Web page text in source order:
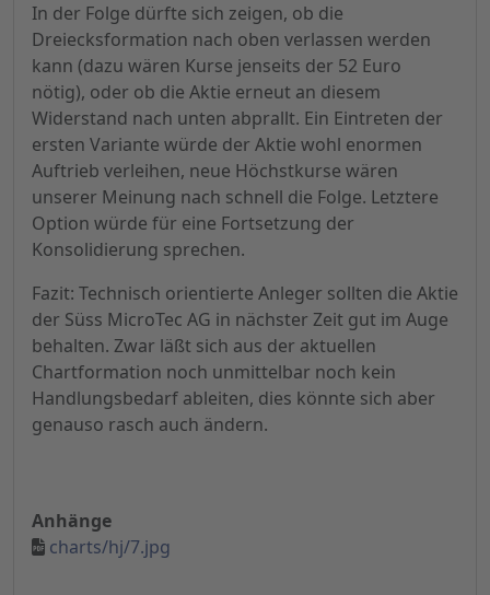
In der Folge dürfte sich zeigen, ob die
Dreiecksformation nach oben verlassen werden
kann (dazu wären Kurse jenseits der 52 Euro
nötig), oder ob die Aktie erneut an diesem
Widerstand nach unten abprallt. Ein Eintreten der
ersten Variante würde der Aktie wohl enormen
Auftrieb verleihen, neue Höchstkurse wären
unserer Meinung nach schnell die Folge. Letztere
Option würde für eine Fortsetzung der
Konsolidierung sprechen.
Fazit: Technisch orientierte Anleger sollten die Aktie
der Süss MicroTec AG in nächster Zeit gut im Auge
behalten. Zwar läßt sich aus der aktuellen
Chartformation noch unmittelbar noch kein
Handlungsbedarf ableiten, dies könnte sich aber
genauso rasch auch ändern.
Anhänge
charts/hj/7.jpg